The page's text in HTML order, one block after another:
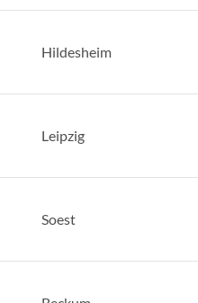
Hildesheim
Leipzig
Soest